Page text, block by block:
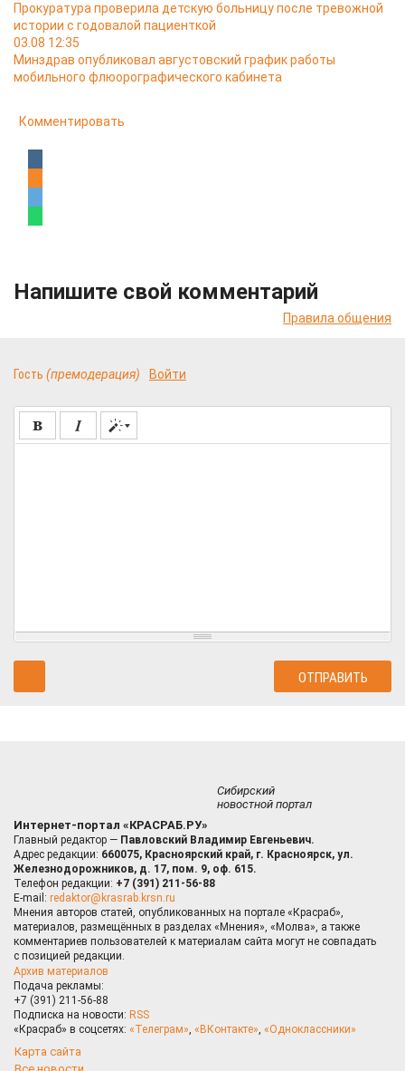
Прокуратура проверила детскую больницу после тревожной
истории с годовалой пациенткой
03.08 12:35
Минздрав опубликовал августовский график работы
мобильного флюорографического кабинета
Комментировать
Напишите свой комментарий
Правила общения
Гость (премодерация) Войти
Сибирский
новостной портал
Интернет-портал «КРАСРАБ.РУ»
Главный редактор — Павловский Владимир Евгеньевич.
Адрес редакции: 660075, Красноярский край, г. Красноярск, ул.
Железнодорожников, д. 17, пом. 9, оф. 615.
Телефон редакции: +7 (391) 211-56-88
E-mail: redaktor@krasrab.krsn.ru
Мнения авторов статей, опубликованных на портале «Красраб»,
материалов, размещённых в разделах «Мнения», «Молва», а также
комментариев пользователей к материалам сайта могут не совпадать
с позицией редакции.
Архив материалов
Подача рекламы:
+7 (391) 211-56-88
Подписка на новости: RSS
«Красраб» в соцсетях: «Телеграм», «ВКонтакте», «Одноклассники»
Карта сайта